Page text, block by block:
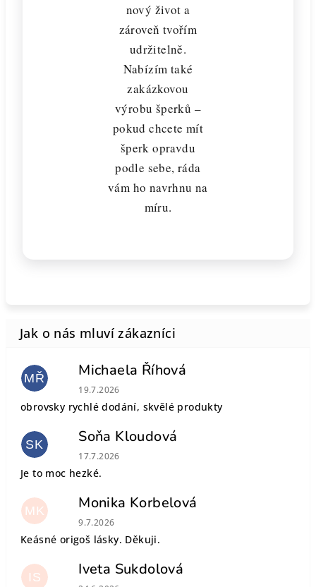
nový život a
zároveň tvořím
udržitelně.
Nabízím také
zakázkovou
výrobu šperků –
pokud chcete mít
šperk opravdu
podle sebe, ráda
vám ho navrhnu na
míru.
MŘ Michaela Říhová
Hodnocení obchodu je 5 z 5 hvězdiček.
19.7.2026
obrovsky rychlé dodání, skvělé produkty
SK Soňa Kloudová
Hodnocení obchodu je 5 z 5 hvězdiček.
17.7.2026
Je to moc hezké.
MK Monika Korbelová
Hodnocení obchodu je 5 z 5 hvězdiček.
9.7.2026
Keásné origoš lásky. Děkuji.
IS Iveta Sukdolová